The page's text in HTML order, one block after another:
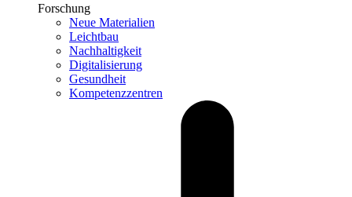
Forschung
Neue Materialien
Leichtbau
Nachhaltigkeit
Digitalisierung
Gesundheit
Kompetenzzentren